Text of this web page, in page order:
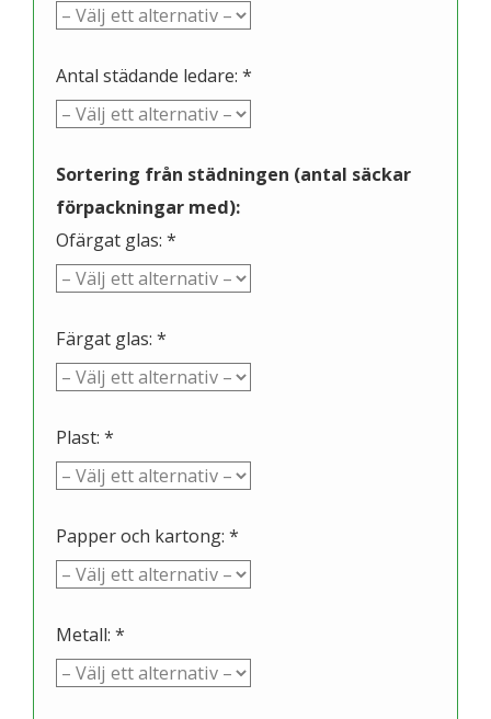
Antal städande ledare: *
Sortering från städningen (antal säckar
förpackningar med):
Ofärgat glas: *
Färgat glas: *
Plast: *
Papper och kartong: *
Metall: *